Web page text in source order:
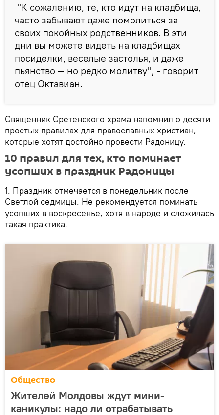
"К сожалению, те, кто идут на кладбища,
часто забывают даже помолиться за
своих покойных родственников. В эти
дни вы можете видеть на кладбищах
посиделки, веселые застолья, и даже
пьянство — но редко молитву", - говорит
отец Октавиан.
Священник Сретенского храма напомнил о десяти
простых правилах для православных христиан,
которые хотят достойно провести Радоницу.
10 правил для тех, кто поминает
усопших в праздник Радоницы
1. Праздник отмечается в понедельник после
Светлой седмицы. Не рекомендуется поминать
усопших в воскресенье, хотя в народе и сложилась
такая практика.
Общество
Жителей Молдовы ждут мини-
каникулы: надо ли отрабатывать